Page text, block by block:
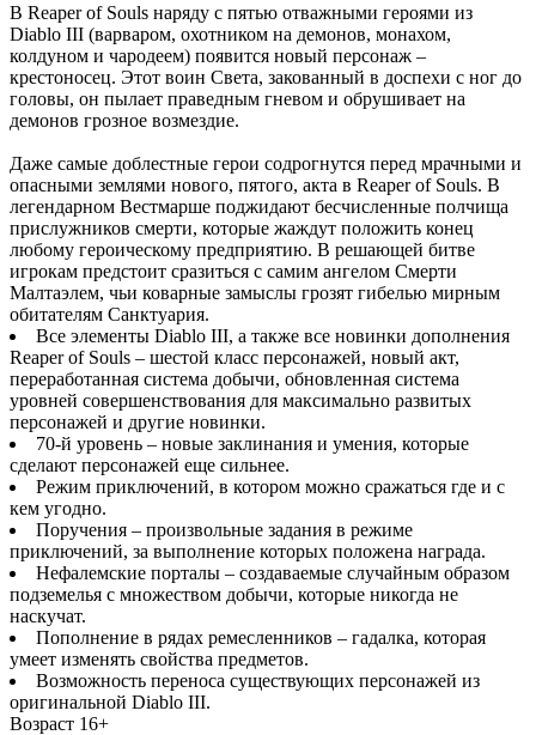
В Reaper of Souls наряду с пятью отважными героями из
Diablo III (варваром, охотником на демонов, монахом,
колдуном и чародеем) появится новый персонаж –
крестоносец. Этот воин Света, закованный в доспехи с ног до
головы, он пылает праведным гневом и обрушивает на
демонов грозное возмездие.
Даже самые доблестные герои содрогнутся перед мрачными и
опасными землями нового, пятого, акта в Reaper of Souls. В
легендарном Вестмарше поджидают бесчисленные полчища
прислужников смерти, которые жаждут положить конец
любому героическому предприятию. В решающей битве
игрокам предстоит сразиться с самим ангелом Смерти
Малтаэлем, чьи коварные замыслы грозят гибелью мирным
обитателям Санктуария.
Все элементы Diablo III, а также все новинки дополнения
Reaper of Souls – шестой класс персонажей, новый акт,
переработанная система добычи, обновленная система
уровней совершенствования для максимально развитых
персонажей и другие новинки.
70-й уровень – новые заклинания и умения, которые
сделают персонажей еще сильнее.
Режим приключений, в котором можно сражаться где и с
кем угодно.
Поручения – произвольные задания в режиме
приключений, за выполнение которых положена награда.
Нефалемские порталы – создаваемые случайным образом
подземелья с множеством добычи, которые никогда не
наскучат.
Пополнение в рядах ремесленников – гадалка, которая
умеет изменять свойства предметов.
Возможность переноса существующих персонажей из
оригинальной Diablo III.
Возраст 16+